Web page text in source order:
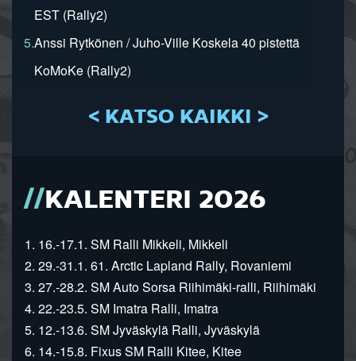
EST (Rally2)
5.Anssi Rytkönen / Juho-Ville Koskela 40 pistettä
KoMoKe (Rally2)
< KATSO KAIKKI >
KALENTERI 2026
1. 16.-17.1. SM Ralli Mikkeli, Mikkeli
2. 29.-31.1. 61. Arctic Lapland Rally, Rovaniemi
3. 27.-28.2. SM Auto Sorsa Riihimäki-ralli, Riihimäki
4. 22.-23.5. SM Imatra Ralli, Imatra
5. 12.-13.6. SM Jyväskylä Ralli, Jyväskylä
6. 14.-15.8. Fixus SM Ralli Kitee, Kitee